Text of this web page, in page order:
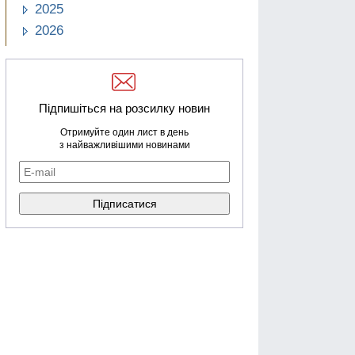
2025
2026
Підпишіться на розсилку новин
Отримуйте один лист в день
з найважливішими новинами